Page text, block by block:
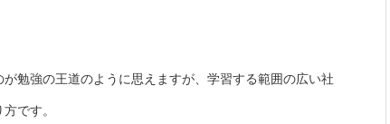
勉強の王道のように思えますが、学習する範囲の広い社
です。